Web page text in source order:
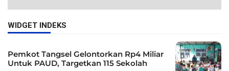
WIDGET INDEKS
Pemkot Tangsel Gelontorkan Rp4 Miliar
Untuk PAUD, Targetkan 115 Sekolah